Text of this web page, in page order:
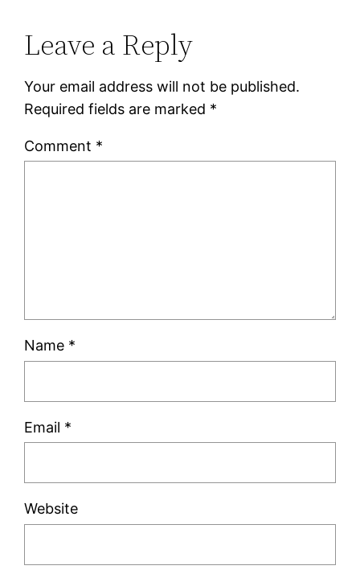
Leave a Reply
Your email address will not be published.
Required fields are marked *
Comment *
Name *
Email *
Website